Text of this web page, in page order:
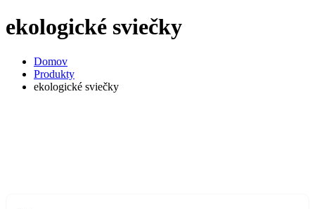
ekologické sviečky
Domov
Produkty
ekologické sviečky